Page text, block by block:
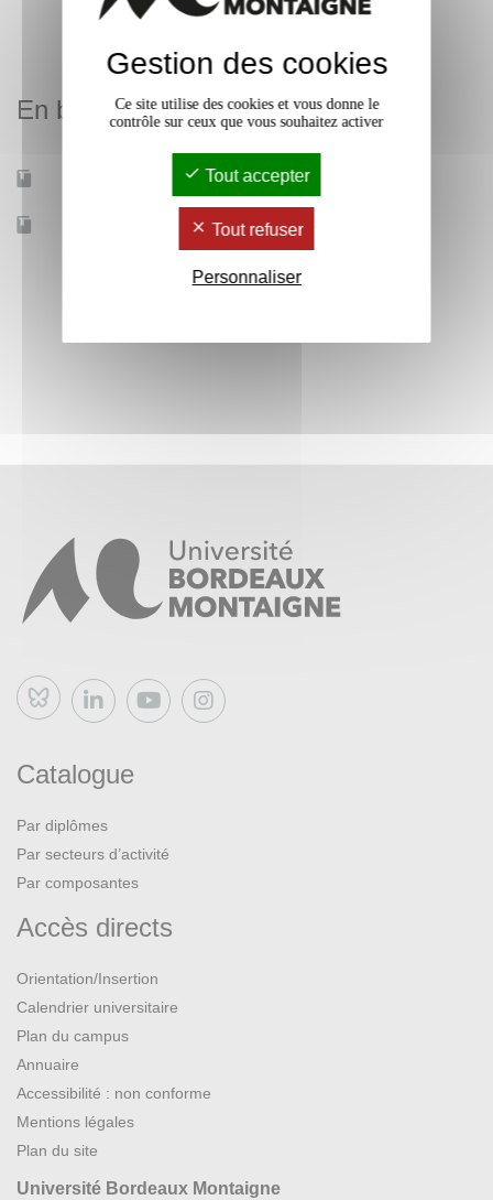
En bref
Non
Accessible à distance Non
Bluesky
Catalogue
Par diplômes
Par secteurs d’activité
Par composantes
Accès directs
Orientation/Insertion
Calendrier universitaire
Plan du campus
Annuaire
Accessibilité : non conforme
Mentions légales
Plan du site
Université Bordeaux Montaigne
Gestion des cookies
Ce site utilise des cookies et vous donne le
contrôle sur ceux que vous souhaitez activer
Tout accepter
Tout refuser
Personnaliser